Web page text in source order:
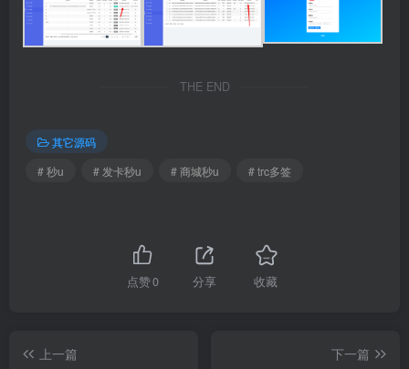
THE END
其它源码
# 秒u
# 发卡秒u # 商城秒u # trc多签
点赞0 分享 收藏
上一篇
下一篇